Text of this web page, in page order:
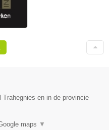
en in de provincie
maps ▼